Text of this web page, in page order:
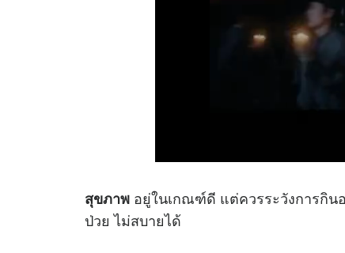
สุขภาพ อยู่ในเกณฑ์ดี แต่ควรระวังการกิน
ป่วย ไม่สบายได้